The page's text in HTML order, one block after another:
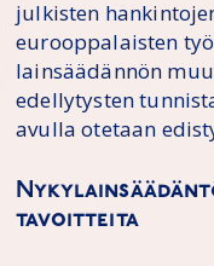
julkisten
eurooppalaisten
lainsäädännön
edellytysten
avulla otetaan
tavoitteita